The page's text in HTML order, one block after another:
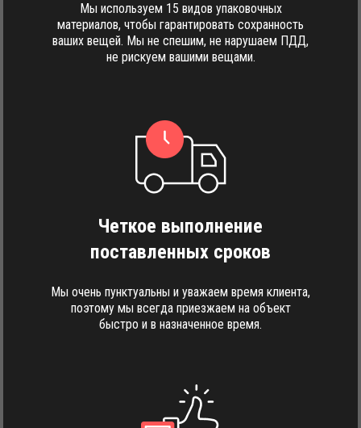
Мы используем 15 видов упаковочных
материалов, чтобы гарантировать сохранность
ваших вещей. Мы не спешим, не нарушаем ПДД,
не рискуем вашими вещами.
Четкое выполнение
поставленных сроков
Мы очень пунктуальны и уважаем время клиента,
поэтому мы всегда приезжаем на объект
быстро и в назначенное время.